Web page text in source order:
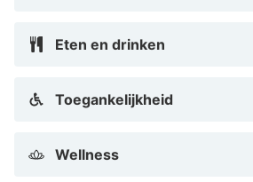
Eten en drinken
Toegankelijkheid
Wellness